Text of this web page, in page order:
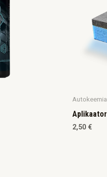
Autokeemia
Aplikaator
2,50 €